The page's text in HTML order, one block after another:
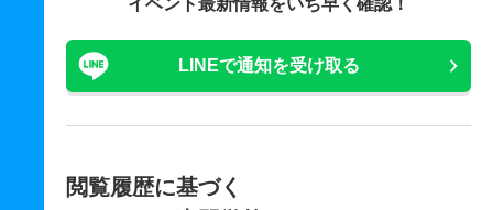
イベント最新情報をいち早く確認！
LINEで通知を受け取る
閲覧履歴に基づく